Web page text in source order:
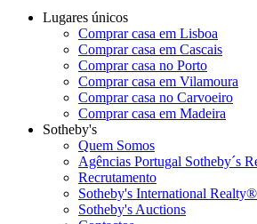
Lugares únicos
Comprar casa em Lisboa
Comprar casa em Cascais
Comprar casa no Porto
Comprar casa em Vilamoura
Comprar casa no Carvoeiro
Comprar casa em Madeira
Sotheby's
Quem Somos
Agências Portugal Sotheby´s
Recrutamento
Sotheby's International Realty®
Sotheby's Auctions